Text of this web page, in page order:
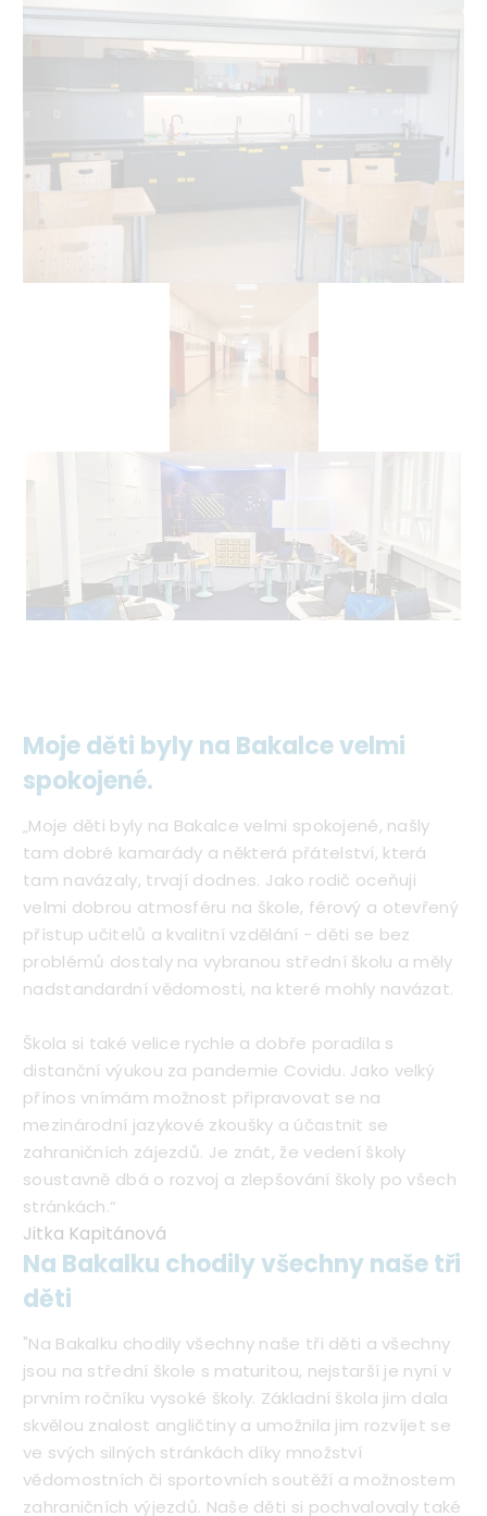
Moje děti byly na Bakalce velmi
spokojené.
„Moje děti byly na Bakalce velmi spokojené, našly
tam dobré kamarády a některá přátelství, která
tam navázaly, trvají dodnes. Jako rodič oceňuji
velmi dobrou atmosféru na škole, férový a otevřený
přístup učitelů a kvalitní vzdělání - děti se bez
problémů dostaly na vybranou střední školu a měly
nadstandardní vědomosti, na které mohly navázat.
Škola si také velice rychle a dobře poradila s
distanční výukou za pandemie Covidu. Jako velký
přínos vnímám možnost připravovat se na
mezinárodní jazykové zkoušky a účastnit se
zahraničních zájezdů. Je znát, že vedení školy
soustavně dbá o rozvoj a zlepšování školy po všech
stránkách.“
Jitka Kapitánová
Na Bakalku chodily všechny naše tři
děti
"Na Bakalku chodily všechny naše tři děti a všechny
jsou na střední škole s maturitou, nejstarší je nyní v
prvním ročníku vysoké školy. Základní škola jim dala
skvělou znalost angličtiny a umožnila jim rozvíjet se
ve svých silných stránkách díky množství
vědomostních či sportovních soutěží a možnostem
zahraničních výjezdů. Naše děti si pochvalovaly také